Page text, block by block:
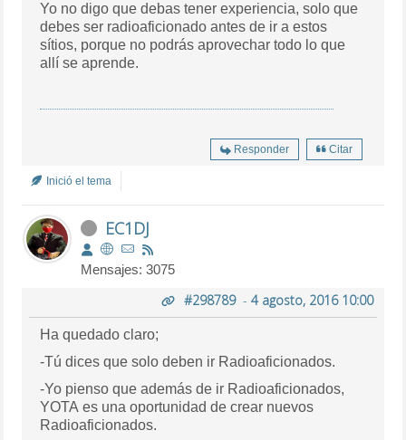
Yo no digo que debas tener experiencia, solo que
debes ser radioaficionado antes de ir a estos
sítios, porque no podrás aprovechar todo lo que
allí se aprende.
Responder Citar
Inició el tema
EC1DJ
Mensajes: 3075
#298789- 4 agosto, 2016 10:00
Ha quedado claro;
-Tú dices que solo deben ir Radioaficionados.
-Yo pienso que además de ir Radioaficionados,
YOTA es una oportunidad de crear nuevos
Radioaficionados.